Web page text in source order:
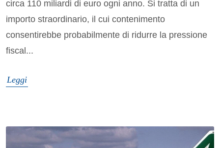
circa 110 miliardi di euro ogni anno. Si tratta di un
importo straordinario, il cui contenimento
consentirebbe probabilmente di ridurre la pressione
fiscal...
Leggi